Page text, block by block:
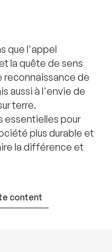
que l'appel
la quête de sens
reconnaissance de
aussi à l'envie de
terre.
essentielles pour
plus durable et
la différence et
content